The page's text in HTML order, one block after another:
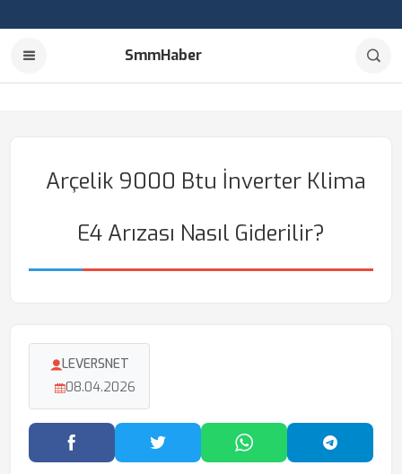
SmmHaber
Arçelik 9000 Btu İnverter Klima
E4 Arızası Nasıl Giderilir?
LEVERSNET
08.04.2026
Facebook'ta PaylaşTwitter'da PaylaşWhatsApp'ta Paylaş